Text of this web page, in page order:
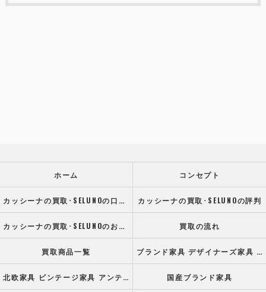
ホーム コンセプト
カッシーナの買取･SELUNOの口コミ情報 カッシーナの買取･SELUNOの評判
カッシーナの買取･SELUNOのお客様の声 買取の流れ
買取商品一覧 ブランド家具 デザイナーズ家具 高級オフィス家具
北欧家具 ビンテージ家具 アンティーク家具 国産ブランド家具